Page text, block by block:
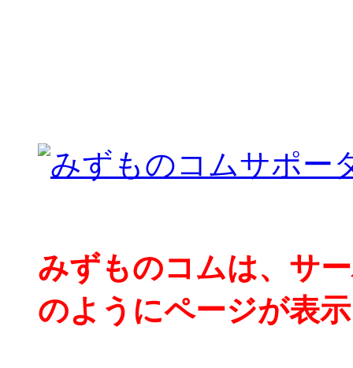
みずものコムは、サ
のようにページが表